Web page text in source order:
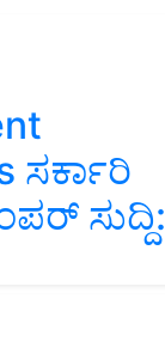
ಸರ್ಕಾರಿ
ಸುದ್ದಿ: